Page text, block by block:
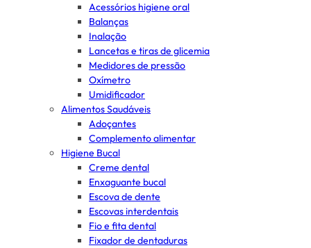
Acessórios higiene oral
Balanças
Inalação
Lancetas e tiras de glicemia
Medidores de pressão
Oxímetro
Umidificador
Alimentos Saudáveis
Adoçantes
Complemento alimentar
Higiene Bucal
Creme dental
Enxaguante bucal
Escova de dente
Escovas interdentais
Fio e fita dental
Fixador de dentaduras